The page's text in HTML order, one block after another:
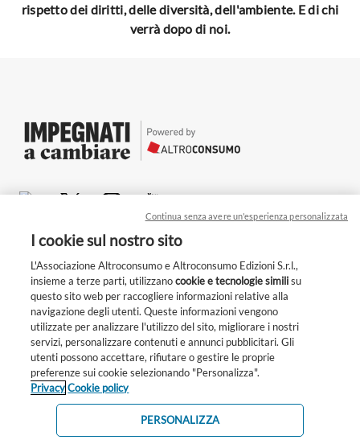
Unisciti a noi!
Ogni giorno scegliamo: cosa comprare, come
muoverci, cosa mangiare. Piccoli gesti che possono
fare la differenza. Con Impegnati a cambiare stiamo
costruendo una community attiva e attenta a scelte
rispetto dei diritti, delle diversità, dell'ambiente. E di chi
verrà dopo di noi.
Chi siamo
Per le aziende
Privacy
Cookie
Condizioni generali
Whistleblowing
Altroconsumo Edizioni s.r.l.
Partita IVA 12581280158
Altroconsumo Associazione indipendente di consumatori
I cookie sul nostro sito
L'Associazione Altroconsumo e Altroconsumo Edizioni S.r.l.,
insieme a terze parti, utilizzanocookie e tecnologie similisu
questo sito web per raccogliere informazioni relative alla
navigazione degli utenti. Queste informazioni vengono
utilizzate per analizzare l'utilizzo del sito, migliorare i nostri
servizi, personalizzare contenuti e annunci pubblicitari. Gli
utenti possono accettare, rifiutare o gestire le proprie
preferenze sui cookie selezionando "Personalizza".
Privacy Cookie policy
PERSONALIZZA
Continua senza avere un'esperienza personalizzata